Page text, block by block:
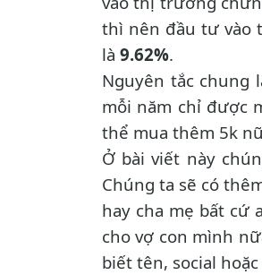
thì nên đầu tư vào
là 9.62%.
Nguyên tắc chung
mỗi năm chỉ được
thể mua thêm 5k
Ở bài viết này
Chúng ta sẽ có
hay cha mẹ bất cứ
cho vợ con mình
biết tên, social